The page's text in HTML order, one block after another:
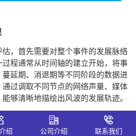
，首先需要对整个事件的发展脉络
程通常从时间轴的建立开始，将事
延期、消退期等不同阶段的数据进
过调取不同节点的网络声量、媒体
够清晰地描绘出风波的发展轨迹。
重分析核心传播节点。究竟是哪些社
量的几何级放大，又是哪些主流媒体
绍 公司介绍 联系我们